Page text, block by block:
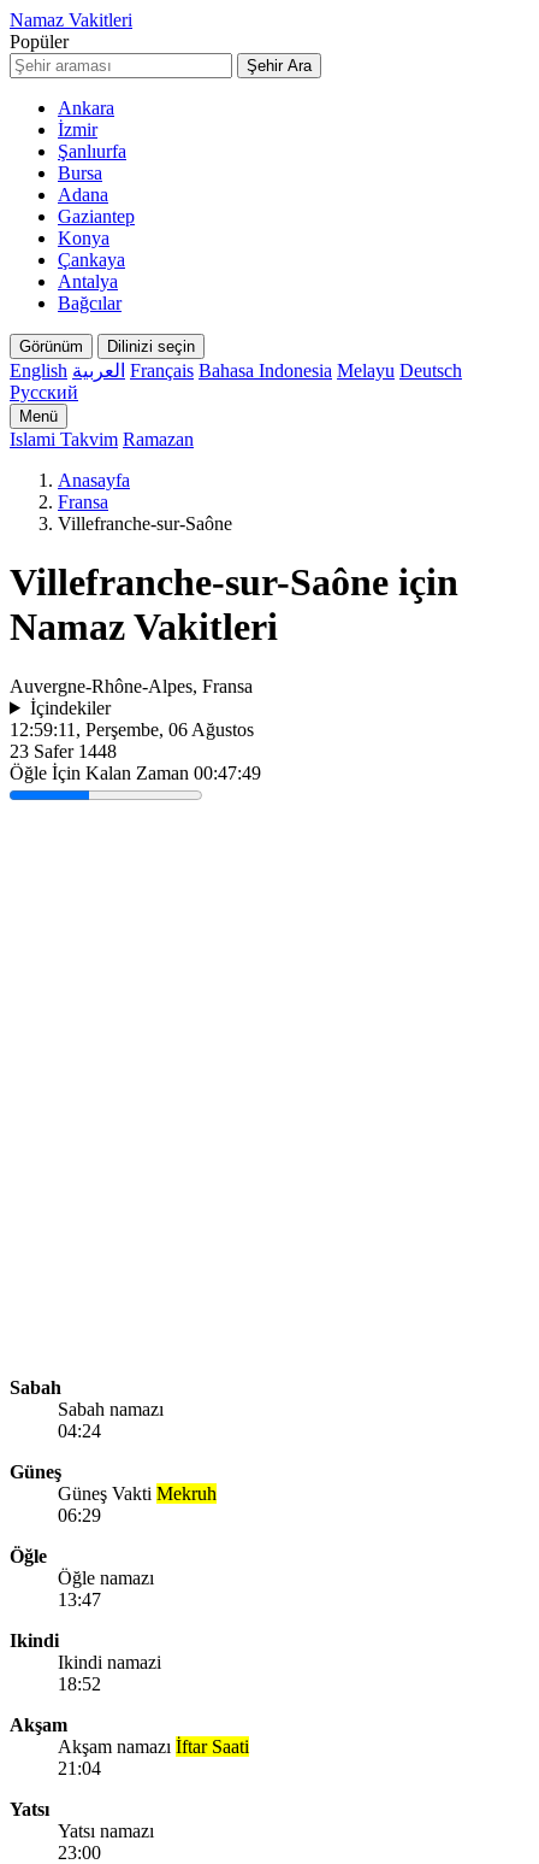
Namaz Vakitleri
Popüler
Şehir Ara
Ankara
İzmir
Şanlıurfa
Bursa
Adana
Gaziantep
Konya
Çankaya
Antalya
Bağcılar
Görünüm Dilinizi seçin
English العربية Français Bahasa Indonesia Melayu Deutsch
Русский
Menü
Islami Takvim Ramazan
Anasayfa
Fransa
Villefranche-sur-Saône
Villefranche-sur-Saône için
Namaz Vakitleri
Auvergne-Rhône-Alpes, Fransa
İçindekiler
12:59:11 , Perşembe, 06 Ağustos
23 Safer 1448
Öğle İçin Kalan Zaman 00:47:49
Sabah
Sabah namazı
04:24
Güneş
Güneş Vakti Mekruh
06:29
Öğle
Öğle namazı
13:47
Ikindi
Ikindi namazi
18:52
Akşam
Akşam namazı İftar Saati
21:04
Yatsı
Yatsı namazı
23:00